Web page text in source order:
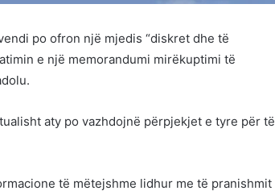
po ofron një mjedis “diskret dhe të
e një memorandumi mirëkuptimi të
aty po vazhdojnë përpjekjet e tyre për të
të mëtejshme lidhur me të pranishmit